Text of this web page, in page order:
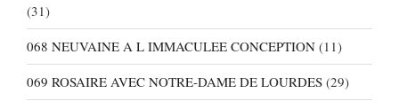
(31)
068 NEUVAINE A L IMMACULEE CONCEPTION (11)
069 ROSAIRE AVEC NOTRE-DAME DE LOURDES (29)